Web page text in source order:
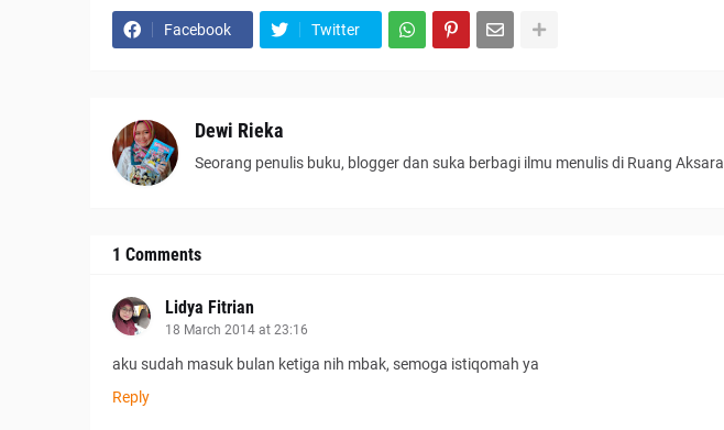
Facebook Twitter
Dewi Rieka
Seorang penulis buku, blogger dan suka berbagi ilmu menulis di Ruang Aksara
1 Comments
Lidya Fitrian
18 March 2014 at 23:16
aku sudah masuk bulan ketiga nih mbak, semoga istiqomah ya
Reply